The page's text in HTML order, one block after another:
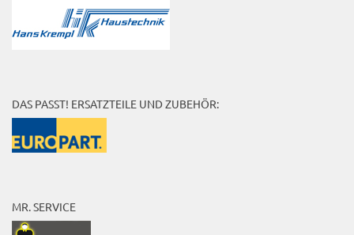
DAS PASST! ERSATZTEILE UND ZUBEHÖR:
MR. SERVICE